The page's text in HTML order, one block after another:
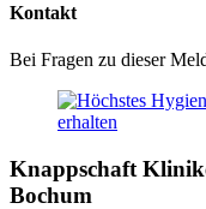
Kontakt
Bei Fragen zu dieser
Knappschaft
Bochum